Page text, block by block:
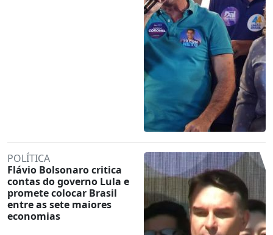
POLÍTICA
Flávio Bolsonaro critica
contas do governo Lula e
promete colocar Brasil
entre as sete maiores
economias